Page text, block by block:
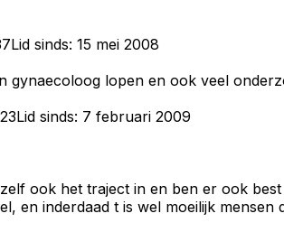
Lid sinds: 15 mei 2008
gynaecoloog lopen en ook veel
Lid sinds: 7 februari 2009
ook het traject in en ben er ook
en inderdaad t is wel moeilijk